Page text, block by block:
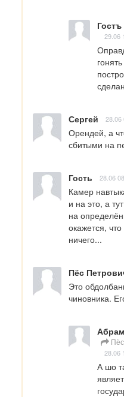
Гостъ
29.06
Сергей 28.06
Орендей, а
сбитыми на
Гость 28.06
Камер
и на это, а
на
окажется,
ничего...
Пёс
Это
чиновника.
28.06
А шо